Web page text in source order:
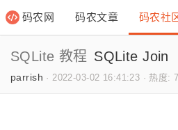
码农网 码农文章 码农社
SQLite 教程 SQLite Join
parrish ·2022-03-02 16:41:23 · 热度: